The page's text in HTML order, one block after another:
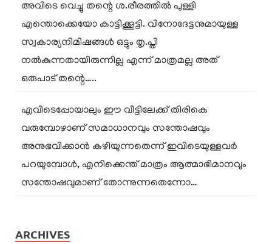
അവിടെ വെച്ചു തന്റെ ശ.രീരത്തിൽ പുള്ളി
എന്തൊക്കെയോ കാട്ടിക്കൂട്ടി. വിനോദേട്ടനുമായുള്ള
സ്വകാര്യനിമിഷങ്ങൾ ഒട്ടും തൃ.പ്തി
നൽകുന്നതായിരുന്നില്ല എന്ന് മാത്രമല്ല അത്
ഒരുപാട് തന്റെ…..
എവിടെപ്പോയാലും ഈ വീട്ടിലേക്ക് തിരികെ
വരുമ്പോഴാണ് സമാധാനവും സന്തോഷവും
അനുഭവിക്കാൻ കഴിയുന്നതെന്ന് ഇവിടെയുള്ളവർ
പറയുമ്പോൾ, എനിക്കെന്ത് മാത്രം ആത്മാഭിമാനവും
സന്തോഷവുമാണ് തോന്നുന്നതെന്നോ…
ARCHIVES